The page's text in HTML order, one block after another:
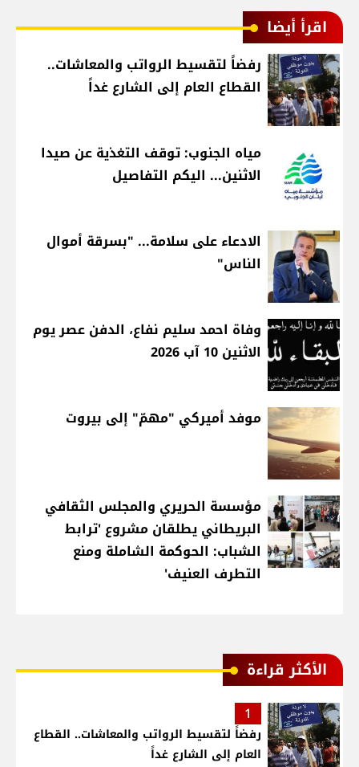
اقرأ أيضا
رفضاً لتقسيط الرواتب والمعاشات..
القطاع العام إلى الشارع غداً
مياه الجنوب: توقف التغذية عن صيدا
الاثنين... اليكم التفاصيل
الادعاء على سلامة... "بسرقة أموال
الناس"
وفاة احمد سليم نفاع، الدفن عصر يوم
الاثنين 10 آب 2026
موفد أميركي "مهمّ" إلى بيروت
مؤسسة الحريري والمجلس الثقافي
البريطاني يطلقان مشروع 'ترابط
الشباب: الحوكمة الشاملة ومنع
التطرف العنيف'
الأكثر قراءة
1
رفضاً لتقسيط الرواتب والمعاشات.. القطاع
العام إلى الشارع غداً